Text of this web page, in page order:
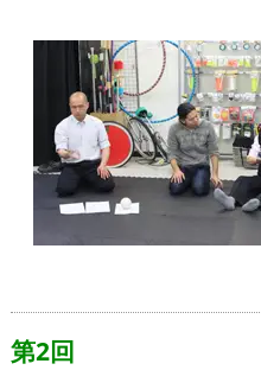
第2回